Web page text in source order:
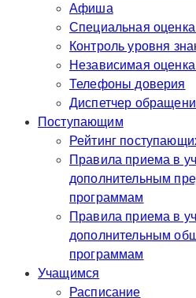
Афиша
Специальная оценка
Контроль уровня
Независимая оценка
Телефоны доверия
Диспетчер
Поступающим
Рейтинг
Правила приема в учреждение по
дополнительным
программам
Правила приема в
дополнительным
программам
Учащимся
Расписание